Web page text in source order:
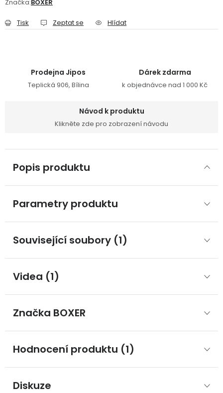
Značka:BOXER
Tisk Zeptat se Hlídat
Prodejna Jipos
Teplická 906, Bílina
Dárek zdarma
k objednávce nad 1 000 Kč
Návod k produktu
Klikněte zde pro zobrazení návodu
Popis produktu
Parametry produktu
Související soubory (1)
Videa (1)
Značka BOXER
Hodnocení produktu (1)
Diskuze